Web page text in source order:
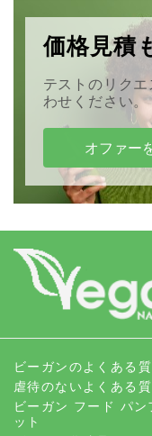
価格見積
テストのリク
わせください。
オファー
ビーガンのよくある
虐待のないよくある
ビーガン フード パン
ット